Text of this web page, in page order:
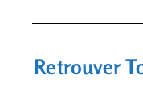
Retrouver